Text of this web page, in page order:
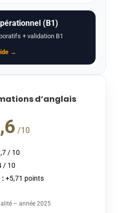
(B1)
+ validation B1
→
d’anglais
/10
/ 10
/ 10
: +5,71 points
– année 2025